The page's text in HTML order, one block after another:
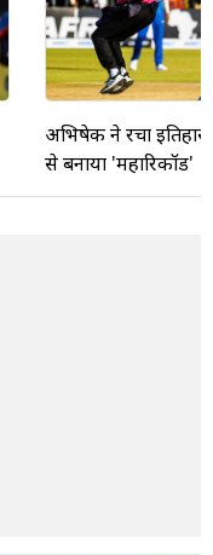
अभिषेक ने रचा
से बनाया 'महारिकॉर्ड'